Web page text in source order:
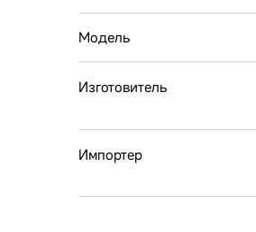
Модель
Изготовитель
Импортер